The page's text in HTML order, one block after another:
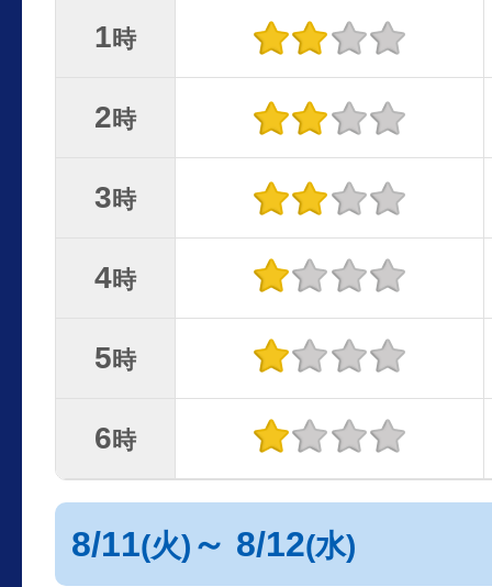
1時
2時
3時
4時
5時
6時
8/11(火) ～ 8/12(水)